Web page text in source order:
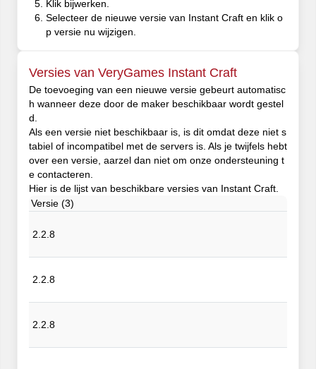
Klik bijwerken.
Selecteer de nieuwe versie van Instant Craft en klik o
p versie nu wijzigen.
Versies van VeryGames Instant Craft
De toevoeging van een nieuwe versie gebeurt automatisc
h wanneer deze door de maker beschikbaar wordt gestel
d.
Als een versie niet beschikbaar is, is dit omdat deze niet s
tabiel of incompatibel met de servers is. Als je twijfels hebt
over een versie, aarzel dan niet om onze ondersteuning t
e contacteren.
Hier is de lijst van beschikbare versies van Instant Craft.
Versie (3)
2.2.8
2.2.8
2.2.8